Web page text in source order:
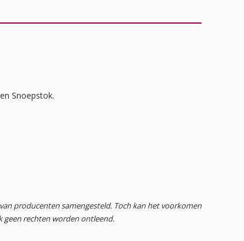
Snoepstok.
producenten samengesteld. Toch kan het voorkomen
geen rechten worden ontleend.